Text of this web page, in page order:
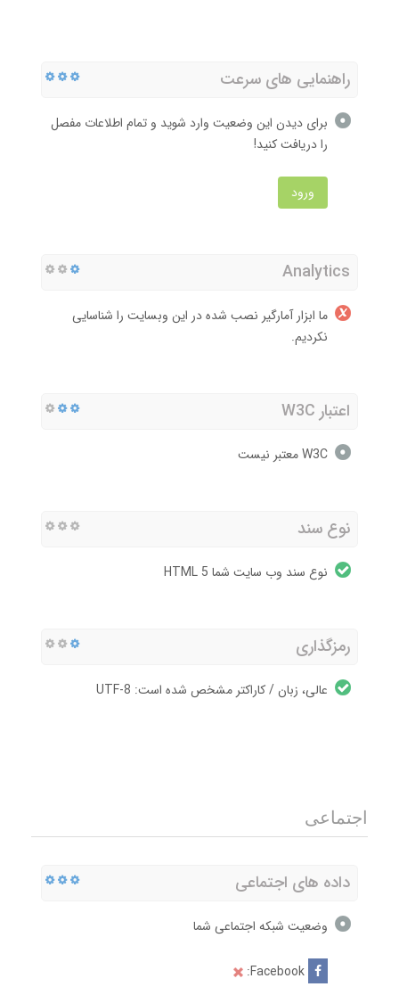
راهنمایی های سرعت
برای دیدن این وضعیت وارد شوید و تمام اطلاعات مفصل
را دریافت کنید!
ورود
Analytics
ما ابزار آمارگیر نصب شده در این وبسایت را شناسایی
نکردیم.
اعتبار W3C
W3C معتبر نیست
نوع سند
نوع سند وب سایت شما HTML 5
رمزگذاری
عالی، زبان / کاراکتر مشخص شده است: UTF-8
اجتماعی
داده های اجتماعی
وضعیت شبکه اجتماعی شما